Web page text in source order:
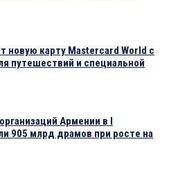
новую карту Mastercard World с
путешествий и специальной
Армении в I
905 млрд драмов при росте на